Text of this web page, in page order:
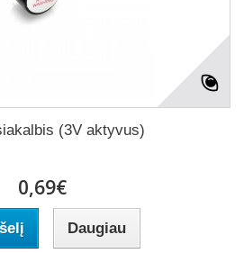
(3V aktyvus)
0,69€
Daugiau